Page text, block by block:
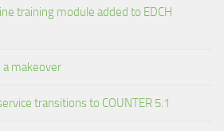
training module added to EDCH
a makeover
transitions to COUNTER 5.1